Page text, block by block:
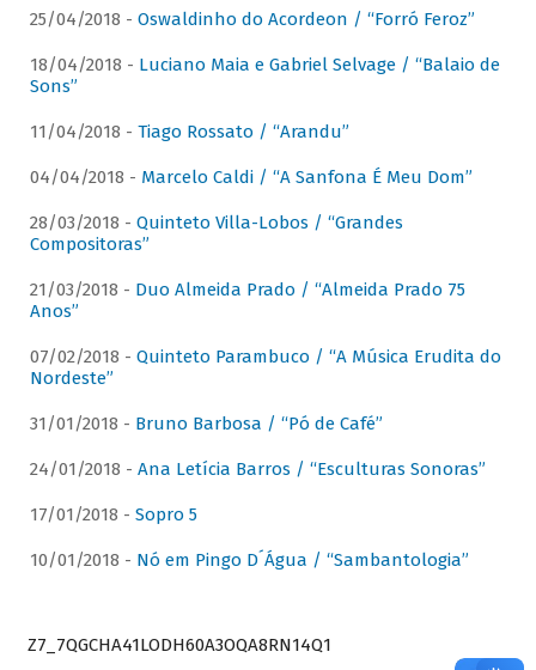
25/04/2018 - Oswaldinho do Acordeon / “Forró Feroz”
18/04/2018 - Luciano Maia e Gabriel Selvage / “Balaio de
Sons”
11/04/2018 - Tiago Rossato / “Arandu”
04/04/2018 - Marcelo Caldi / “A Sanfona É Meu Dom”
28/03/2018 - Quinteto Villa-Lobos / “Grandes
Compositoras”
21/03/2018 - Duo Almeida Prado / “Almeida Prado 75
Anos”
07/02/2018 - Quinteto Parambuco / “A Música Erudita do
Nordeste”
31/01/2018 - Bruno Barbosa / “Pó de Café”
24/01/2018 - Ana Letícia Barros / “Esculturas Sonoras”
17/01/2018 - Sopro 5
10/01/2018 - Nó em Pingo D´Água / “Sambantologia”
Z7_7QGCHA41LODH60A3OQA8RN14Q1